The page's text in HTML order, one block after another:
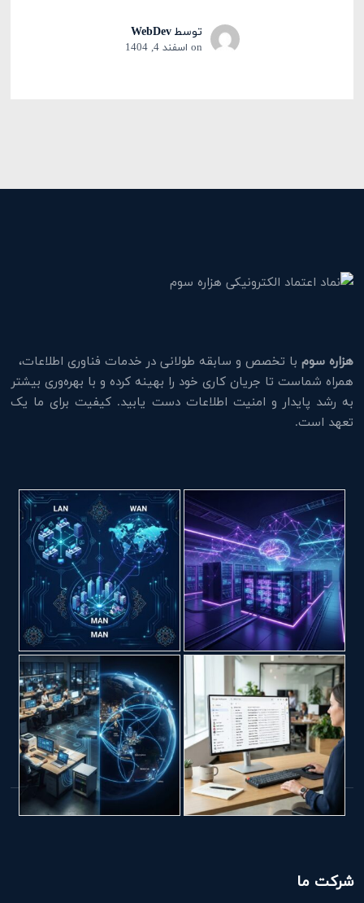
توسطWebDev
on اسفند 4, 1404
هزاره سوم با تخصص و سابقه طولانی در خدمات فناوری اطلاعات،
همراه شماست تا جریان کاری خود را بهینه کرده و با بهره‌وری بیشتر
به رشد پایدار و امنیت اطلاعات دست یابید. کیفیت برای ما یک
تعهد است.
شرکت ما